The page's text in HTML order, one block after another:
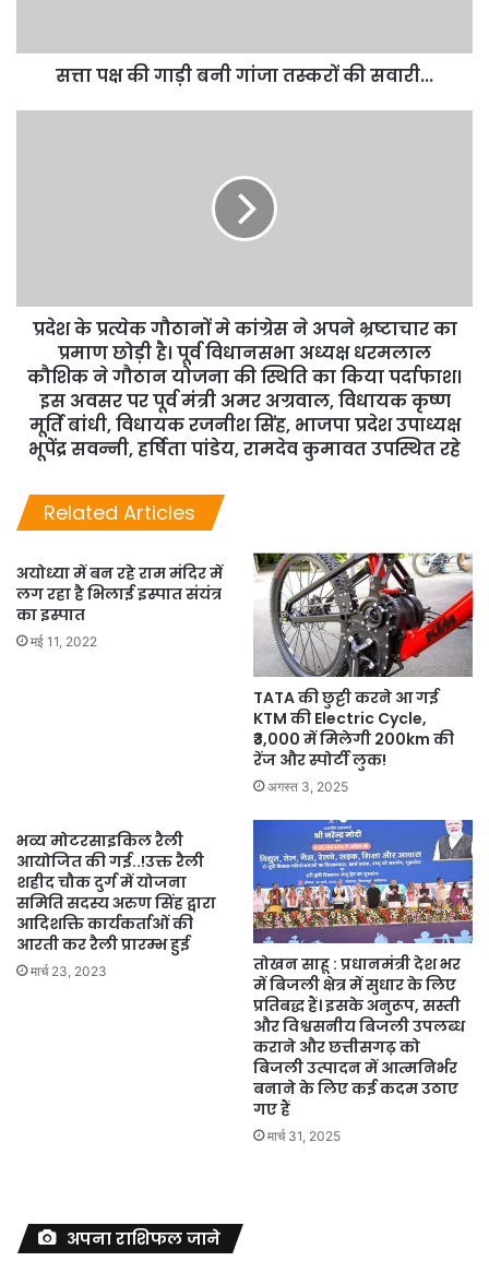
सत्ता पक्ष की गाड़ी बनी गांजा तस्करों की सवारी...
प्रदेश के प्रत्येक गौठानों मे कांग्रेस ने अपने भ्रष्टाचार का
प्रमाण छोड़ी है। पूर्व विधानसभा अध्यक्ष धरमलाल
कौशिक ने गौठान योजना की स्थिति का किया पर्दाफाश।
इस अवसर पर पूर्व मंत्री अमर अग्रवाल, विधायक कृष्ण
मूर्ति बांधी, विधायक रजनीश सिंह, भाजपा प्रदेश उपाध्यक्ष
भूपेंद्र सवन्नी, हर्षिता पांडेय, रामदेव कुमावत उपस्थित रहे
Related Articles
अयोध्या में बन रहे राम मंदिर में
लग रहा है भिलाई इस्पात संयंत्र
का इस्पात
मई 11, 2022
TATA की छुट्टी करने आ गई
KTM की Electric Cycle,
₹3,000 में मिलेगी 200km की
रेंज और स्पोर्टी लुक!
अगस्त 3, 2025
भव्य मोटरसाइकिल रैली
आयोजित की गई..!उक्त रैली
शहीद चौक दुर्ग में योजना
समिति सदस्य अरुण सिंह द्वारा
आदिशक्ति कार्यकर्ताओं की
आरती कर रैली प्रारम्भ हुई
मार्च 23, 2023
तोखन साहू : प्रधानमंत्री देश भर
में बिजली क्षेत्र में सुधार के लिए
प्रतिबद्ध हैं। इसके अनुरूप, सस्ती
और विश्वसनीय बिजली उपलब्ध
कराने और छत्तीसगढ़ को
बिजली उत्पादन में आत्मनिर्भर
बनाने के लिए कई कदम उठाए
गए हैं
मार्च 31, 2025
अपना राशिफल जाने